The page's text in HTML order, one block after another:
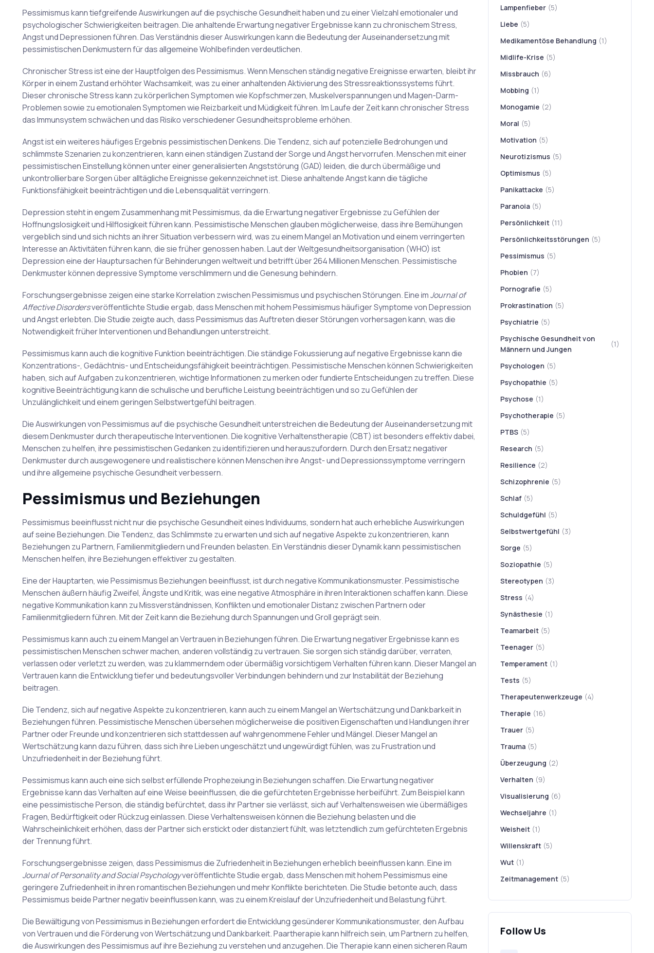
Pessimismus kann tiefgreifende Auswirkungen auf die psychische Gesundheit haben und zu einer Vielzahl emotionaler und
psychologischer Schwierigkeiten beitragen. Die anhaltende Erwartung negativer Ergebnisse kann zu chronischem Stress,
Angst und Depressionen führen. Das Verständnis dieser Auswirkungen kann die Bedeutung der Auseinandersetzung mit
pessimistischen Denkmustern für das allgemeine Wohlbefinden verdeutlichen.
Chronischer Stress ist eine der Hauptfolgen des Pessimismus. Wenn Menschen ständig negative Ereignisse erwarten, bleibt ihr
Körper in einem Zustand erhöhter Wachsamkeit, was zu einer anhaltenden Aktivierung des Stressreaktionssystems führt.
Dieser chronische Stress kann zu körperlichen Symptomen wie Kopfschmerzen, Muskelverspannungen und Magen-Darm-
Problemen sowie zu emotionalen Symptomen wie Reizbarkeit und Müdigkeit führen. Im Laufe der Zeit kann chronischer Stress
das Immunsystem schwächen und das Risiko verschiedener Gesundheitsprobleme erhöhen.
Angst ist ein weiteres häufiges Ergebnis pessimistischen Denkens. Die Tendenz, sich auf potenzielle Bedrohungen und
schlimmste Szenarien zu konzentrieren, kann einen ständigen Zustand der Sorge und Angst hervorrufen. Menschen mit einer
pessimistischen Einstellung können unter einer generalisierten Angststörung (GAD) leiden, die durch übermäßige und
unkontrollierbare Sorgen über alltägliche Ereignisse gekennzeichnet ist. Diese anhaltende Angst kann die tägliche
Funktionsfähigkeit beeinträchtigen und die Lebensqualität verringern.
Depression steht in engem Zusammenhang mit Pessimismus, da die Erwartung negativer Ergebnisse zu Gefühlen der
Hoffnungslosigkeit und Hilflosigkeit führen kann. Pessimistische Menschen glauben möglicherweise, dass ihre Bemühungen
vergeblich sind und sich nichts an ihrer Situation verbessern wird, was zu einem Mangel an Motivation und einem verringerten
Interesse an Aktivitäten führen kann, die sie früher genossen haben. Laut der Weltgesundheitsorganisation (WHO) ist
Depression eine der Hauptursachen für Behinderungen weltweit und betrifft über 264 Millionen Menschen. Pessimistische
Denkmuster können depressive Symptome verschlimmern und die Genesung behindern.
Forschungsergebnisse zeigen eine starke Korrelation zwischen Pessimismus und psychischen Störungen. Eine imJournal of
Affective Disordersveröffentlichte Studie ergab, dass Menschen mit hohem Pessimismus häufiger Symptome von Depression
und Angst erlebten. Die Studie zeigte auch, dass Pessimismus das Auftreten dieser Störungen vorhersagen kann, was die
Notwendigkeit früher Interventionen und Behandlungen unterstreicht.
Pessimismus kann auch die kognitive Funktion beeinträchtigen. Die ständige Fokussierung auf negative Ergebnisse kann die
Konzentrations-, Gedächtnis- und Entscheidungsfähigkeit beeinträchtigen. Pessimistische Menschen können Schwierigkeiten
haben, sich auf Aufgaben zu konzentrieren, wichtige Informationen zu merken oder fundierte Entscheidungen zu treffen. Diese
kognitive Beeinträchtigung kann die schulische und berufliche Leistung beeinträchtigen und so zu Gefühlen der
Unzulänglichkeit und einem geringen Selbstwertgefühl beitragen.
Die Auswirkungen von Pessimismus auf die psychische Gesundheit unterstreichen die Bedeutung der Auseinandersetzung mit
diesem Denkmuster durch therapeutische Interventionen. Die kognitive Verhaltenstherapie (CBT) ist besonders effektiv dabei,
Menschen zu helfen, ihre pessimistischen Gedanken zu identifizieren und herauszufordern. Durch den Ersatz negativer
Denkmuster durch ausgewogenere und realistischere können Menschen ihre Angst- und Depressionssymptome verringern
und ihre allgemeine psychische Gesundheit verbessern.
Pessimismus und Beziehungen
Pessimismus beeinflusst nicht nur die psychische Gesundheit eines Individuums, sondern hat auch erhebliche Auswirkungen
auf seine Beziehungen. Die Tendenz, das Schlimmste zu erwarten und sich auf negative Aspekte zu konzentrieren, kann
Beziehungen zu Partnern, Familienmitgliedern und Freunden belasten. Ein Verständnis dieser Dynamik kann pessimistischen
Menschen helfen, ihre Beziehungen effektiver zu gestalten.
Eine der Hauptarten, wie Pessimismus Beziehungen beeinflusst, ist durch negative Kommunikationsmuster. Pessimistische
Menschen äußern häufig Zweifel, Ängste und Kritik, was eine negative Atmosphäre in ihren Interaktionen schaffen kann. Diese
negative Kommunikation kann zu Missverständnissen, Konflikten und emotionaler Distanz zwischen Partnern oder
Familienmitgliedern führen. Mit der Zeit kann die Beziehung durch Spannungen und Groll geprägt sein.
Pessimismus kann auch zu einem Mangel an Vertrauen in Beziehungen führen. Die Erwartung negativer Ergebnisse kann es
pessimistischen Menschen schwer machen, anderen vollständig zu vertrauen. Sie sorgen sich ständig darüber, verraten,
verlassen oder verletzt zu werden, was zu klammerndem oder übermäßig vorsichtigem Verhalten führen kann. Dieser Mangel an
Vertrauen kann die Entwicklung tiefer und bedeutungsvoller Verbindungen behindern und zur Instabilität der Beziehung
beitragen.
Die Tendenz, sich auf negative Aspekte zu konzentrieren, kann auch zu einem Mangel an Wertschätzung und Dankbarkeit in
Beziehungen führen. Pessimistische Menschen übersehen möglicherweise die positiven Eigenschaften und Handlungen ihrer
Partner oder Freunde und konzentrieren sich stattdessen auf wahrgenommene Fehler und Mängel. Dieser Mangel an
Wertschätzung kann dazu führen, dass sich ihre Lieben ungeschätzt und ungewürdigt fühlen, was zu Frustration und
Unzufriedenheit in der Beziehung führt.
Pessimismus kann auch eine sich selbst erfüllende Prophezeiung in Beziehungen schaffen. Die Erwartung negativer
Ergebnisse kann das Verhalten auf eine Weise beeinflussen, die die gefürchteten Ergebnisse herbeiführt. Zum Beispiel kann
eine pessimistische Person, die ständig befürchtet, dass ihr Partner sie verlässt, sich auf Verhaltensweisen wie übermäßiges
Fragen, Bedürftigkeit oder Rückzug einlassen. Diese Verhaltensweisen können die Beziehung belasten und die
Wahrscheinlichkeit erhöhen, dass der Partner sich erstickt oder distanziert fühlt, was letztendlich zum gefürchteten Ergebnis
der Trennung führt.
Forschungsergebnisse zeigen, dass Pessimismus die Zufriedenheit in Beziehungen erheblich beeinflussen kann. Eine im
Journal of Personality and Social Psychologyveröffentlichte Studie ergab, dass Menschen mit hohem Pessimismus eine
geringere Zufriedenheit in ihren romantischen Beziehungen und mehr Konflikte berichteten. Die Studie betonte auch, dass
Pessimismus beide Partner negativ beeinflussen kann, was zu einem Kreislauf der Unzufriedenheit und Belastung führt.
Die Bewältigung von Pessimismus in Beziehungen erfordert die Entwicklung gesünderer Kommunikationsmuster, den Aufbau
von Vertrauen und die Förderung von Wertschätzung und Dankbarkeit. Paartherapie kann hilfreich sein, um Partnern zu helfen,
die Auswirkungen des Pessimismus auf ihre Beziehung zu verstehen und anzugehen. Die Therapie kann einen sicheren Raum
Lampenfieber (5)
Liebe (5)
Medikamentöse Behandlung (1)
Midlife-Krise (5)
Missbrauch (6)
Mobbing (1)
Monogamie (2)
Moral (5)
Motivation (5)
Neurotizismus (5)
Optimismus (5)
Panikattacke (5)
Paranoia (5)
Persönlichkeit (11)
Persönlichkeitsstörungen (5)
Pessimismus (5)
Phobien (7)
Pornografie (5)
Prokrastination (5)
Psychiatrie (5)
Psychische Gesundheit von
Männern und Jungen
(1)
Psychologen (5)
Psychopathie (5)
Psychose (1)
Psychotherapie (5)
PTBS (5)
Research (5)
Resilience (2)
Schizophrenie (5)
Schlaf (5)
Schuldgefühl (5)
Selbstwertgefühl (3)
Sorge (5)
Soziopathie (5)
Stereotypen (3)
Stress (4)
Synästhesie (1)
Teamarbeit (5)
Teenager (5)
Temperament (1)
Tests (5)
Therapeutenwerkzeuge (4)
Therapie (16)
Trauer (5)
Trauma (5)
Überzeugung (2)
Verhalten (9)
Visualisierung (6)
Wechseljahre (1)
Weisheit (1)
Willenskraft (5)
Wut (1)
Zeitmanagement (5)
Follow Us